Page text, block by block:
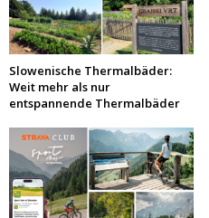
Slowenische Thermalbäder:
Weit mehr als nur
entspannende Thermalbäder